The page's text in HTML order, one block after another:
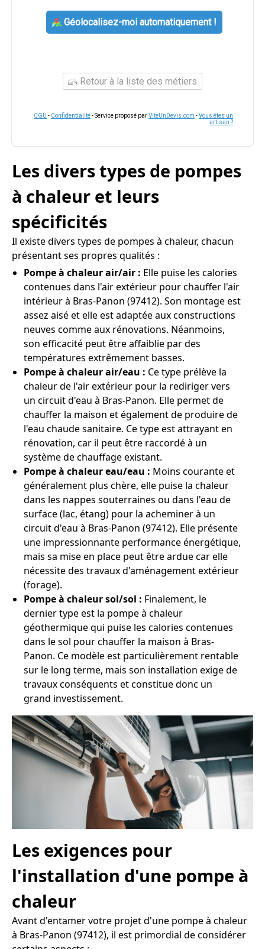
Géolocalisez-moi automatiquement !
Retour à la liste des métiers
CGU - Confidentialité- Service proposé parViteUnDevis.com -Vous êtes un
artisan ?
Les divers types de pompes
à chaleur et leurs
spécificités
Il existe divers types de pompes à chaleur, chacun
présentant ses propres qualités :
Pompe à chaleur air/air : Elle puise les calories
contenues dans l'air extérieur pour chauffer l'air
intérieur à Bras-Panon (97412). Son montage est
assez aisé et elle est adaptée aux constructions
neuves comme aux rénovations. Néanmoins,
son efficacité peut être affaiblie par des
températures extrêmement basses.
Pompe à chaleur air/eau : Ce type prélève la
chaleur de l'air extérieur pour la rediriger vers
un circuit d'eau à Bras-Panon. Elle permet de
chauffer la maison et également de produire de
l'eau chaude sanitaire. Ce type est attrayant en
rénovation, car il peut être raccordé à un
système de chauffage existant.
Pompe à chaleur eau/eau : Moins courante et
généralement plus chère, elle puise la chaleur
dans les nappes souterraines ou dans l'eau de
surface (lac, étang) pour la acheminer à un
circuit d'eau à Bras-Panon (97412). Elle présente
une impressionnante performance énergétique,
mais sa mise en place peut être ardue car elle
nécessite des travaux d'aménagement extérieur
(forage).
Pompe à chaleur sol/sol : Finalement, le
dernier type est la pompe à chaleur
géothermique qui puise les calories contenues
dans le sol pour chauffer la maison à Bras-
Panon. Ce modèle est particulièrement rentable
sur le long terme, mais son installation exige de
travaux conséquents et constitue donc un
grand investissement.
Les exigences pour
l'installation d'une pompe à
chaleur
Avant d'entamer votre projet d'une pompe à chaleur
à Bras-Panon (97412), il est primordial de considérer